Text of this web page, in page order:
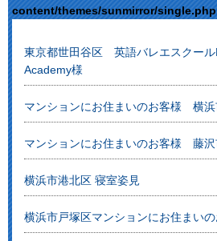
content/themes/sunmirror/single.php
東京都世田谷区 英語バレエスクー
Academy様
マンションにお住まいのお客様 横浜
マンションにお住まいのお客様 藤
横浜市港北区 寝室姿見
横浜市戸塚区マンションにお住まい